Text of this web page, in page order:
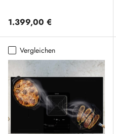
Normaler Preis
1.399,00 €
Vergleichen